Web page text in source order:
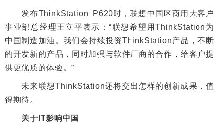
发布ThinkStation P620时，联想中国区商用大客户
事业部总经理王立平表示：“联想希望用ThinkStation为
中国制造加油。我们会持续投资ThinkStation产品，不断
的开发新的产品，同时加强与软件厂商的合作，给客户提
供更优质的体验。”
未来联想ThinkStation还将交出怎样的创新成果，值
得期待。
关于IT影响中国